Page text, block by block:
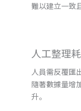
難以建立一致
人工整理
人員需反覆匯
隨著數據量增
升。